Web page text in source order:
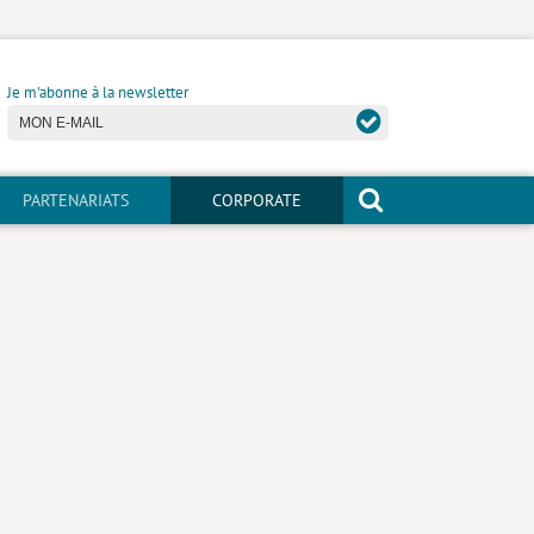
Je m'abonne à la newsletter
PARTENARIATS CORPORATE